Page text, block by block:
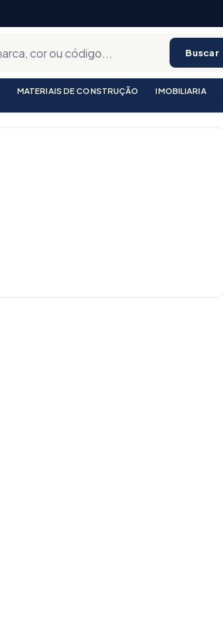
Buscar
MATERIAIS DE CONSTRUÇÃO IMOBILIARIA